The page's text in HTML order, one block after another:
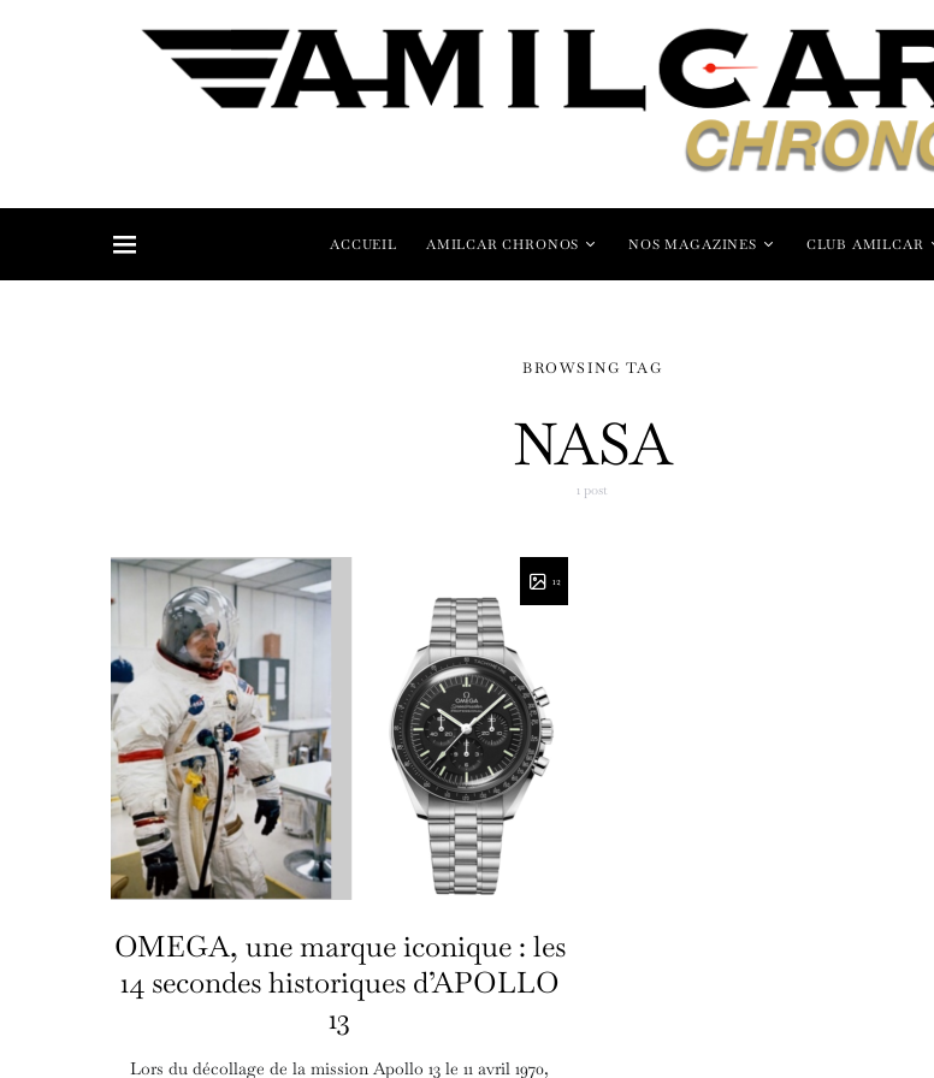
ACCUEIL AMILCAR CHRONOS NOS MAGAZINES CLUB AMILCAR
BROWSING TAG
NASA
1 post
12
OMEGA, une marque iconique : les
14 secondes historiques d’APOLLO
13
Lors du décollage de la mission Apollo 13 le 11 avril 1970,